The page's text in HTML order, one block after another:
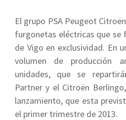
El grupo PSA Peugeot
furgonetas eléctricas que se
de Vigo en exclusividad. En
volumen de producción
unidades, que se
Partner y el Citroën
lanzamiento, que esta
el primer trimestre de 2013.